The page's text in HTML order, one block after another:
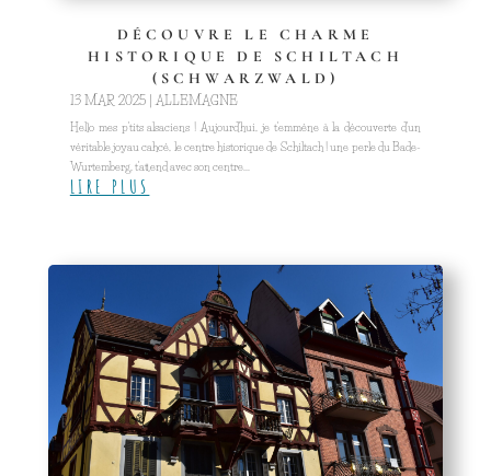
DÉCOUVRE LE CHARME
HISTORIQUE DE SCHILTACH
(SCHWARZWALD)
13 MAR 2025| ALLEMAGNE
Hello mes p'tits alsaciens ! Aujourd'hui, je t'emmène à la découverte d'un
véritable joyau cahcé, le centre historique de Schiltach ! une perle du Bade-
Wurtemberg, t'attend avec son centre...
LIRE PLUS